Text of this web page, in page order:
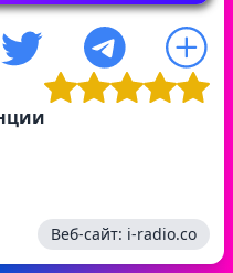
Веб-сайт: i-radio.co